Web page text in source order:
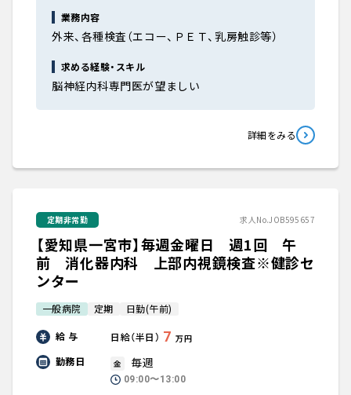
業務内容
外来、各種検査（エコー、ＰＥＴ、乳房触診等）
求める経験・スキル
脳神経内科専門医が望ましい
詳細をみる
定期非常勤 求人No.JOB595657
【愛知県一宮市】毎週金曜日 週1回 午
前 消化器内科 上部内視鏡検査※健診セ
ンター
一般病院 定期 日勤(午前)
給 与 日給（半日） 7 万円
勤務日 金 毎週
09:00〜13:00